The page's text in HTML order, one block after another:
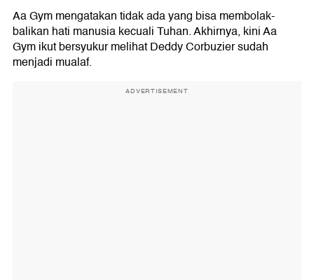
Aa Gym mengatakan tidak ada yang bisa membolak-
balikan hati manusia kecuali Tuhan. Akhirnya, kini Aa
Gym ikut bersyukur melihat Deddy Corbuzier sudah
menjadi mualaf.
ADVERTISEMENT